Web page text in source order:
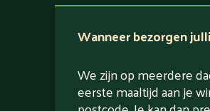
Wanneer bezorgen
We zijn op meerdere
eerste maaltijd aan je